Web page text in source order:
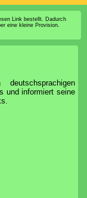
Link bestellt. Dadurch
eine kleine Provision.
und informiert seine